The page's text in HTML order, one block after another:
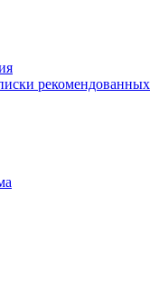
рекомендованных